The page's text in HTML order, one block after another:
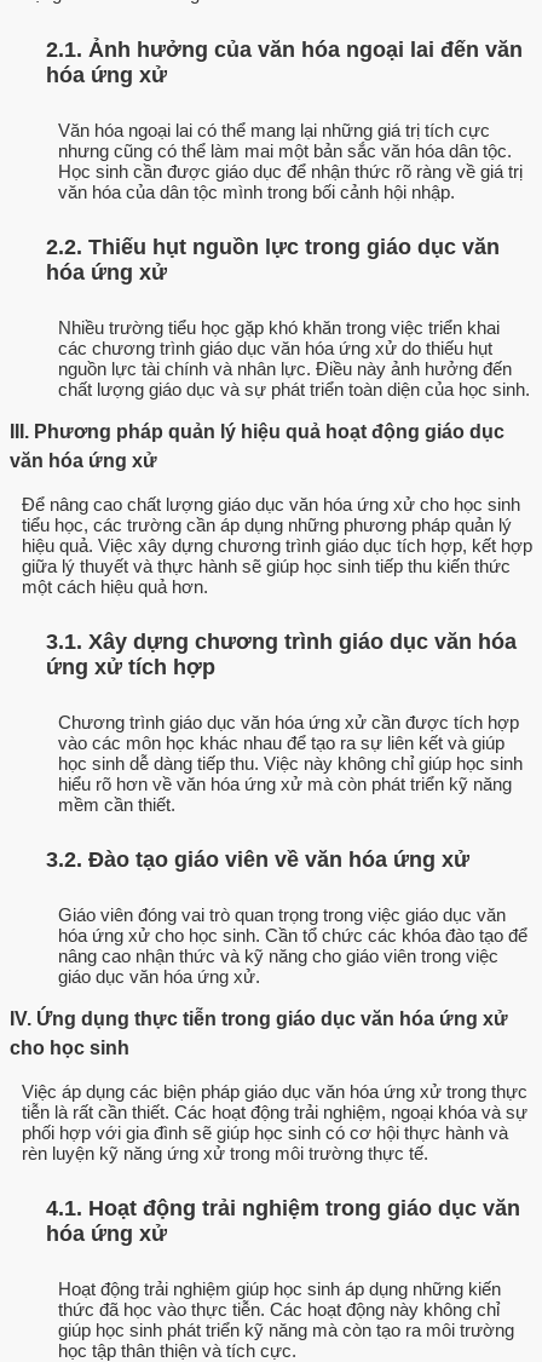
2.1. Ảnh hưởng của văn hóa ngoại lai đến văn
hóa ứng xử
Văn hóa ngoại lai có thể mang lại những giá trị tích cực
nhưng cũng có thể làm mai một bản sắc văn hóa dân tộc.
Học sinh cần được giáo dục để nhận thức rõ ràng về giá trị
văn hóa của dân tộc mình trong bối cảnh hội nhập.
2.2. Thiếu hụt nguồn lực trong giáo dục văn
hóa ứng xử
Nhiều trường tiểu học gặp khó khăn trong việc triển khai
các chương trình giáo dục văn hóa ứng xử do thiếu hụt
nguồn lực tài chính và nhân lực. Điều này ảnh hưởng đến
chất lượng giáo dục và sự phát triển toàn diện của học sinh.
III. Phương pháp quản lý hiệu quả hoạt động giáo dục
văn hóa ứng xử
Để nâng cao chất lượng giáo dục văn hóa ứng xử cho học sinh
tiểu học, các trường cần áp dụng những phương pháp quản lý
hiệu quả. Việc xây dựng chương trình giáo dục tích hợp, kết hợp
giữa lý thuyết và thực hành sẽ giúp học sinh tiếp thu kiến thức
một cách hiệu quả hơn.
3.1. Xây dựng chương trình giáo dục văn hóa
ứng xử tích hợp
Chương trình giáo dục văn hóa ứng xử cần được tích hợp
vào các môn học khác nhau để tạo ra sự liên kết và giúp
học sinh dễ dàng tiếp thu. Việc này không chỉ giúp học sinh
hiểu rõ hơn về văn hóa ứng xử mà còn phát triển kỹ năng
mềm cần thiết.
3.2. Đào tạo giáo viên về văn hóa ứng xử
Giáo viên đóng vai trò quan trọng trong việc giáo dục văn
hóa ứng xử cho học sinh. Cần tổ chức các khóa đào tạo để
nâng cao nhận thức và kỹ năng cho giáo viên trong việc
giáo dục văn hóa ứng xử.
IV. Ứng dụng thực tiễn trong giáo dục văn hóa ứng xử
cho học sinh
Việc áp dụng các biện pháp giáo dục văn hóa ứng xử trong thực
tiễn là rất cần thiết. Các hoạt động trải nghiệm, ngoại khóa và sự
phối hợp với gia đình sẽ giúp học sinh có cơ hội thực hành và
rèn luyện kỹ năng ứng xử trong môi trường thực tế.
4.1. Hoạt động trải nghiệm trong giáo dục văn
hóa ứng xử
Hoạt động trải nghiệm giúp học sinh áp dụng những kiến
thức đã học vào thực tiễn. Các hoạt động này không chỉ
giúp học sinh phát triển kỹ năng mà còn tạo ra môi trường
học tập thân thiện và tích cực.